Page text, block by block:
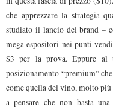
che apprezzare la strategia
studiato il lancio del brand –
mega espositori nei punti
$3 per la prova. Eppure al
posizionamento “premium”
come quella del vino, molto
a pensare che non basta